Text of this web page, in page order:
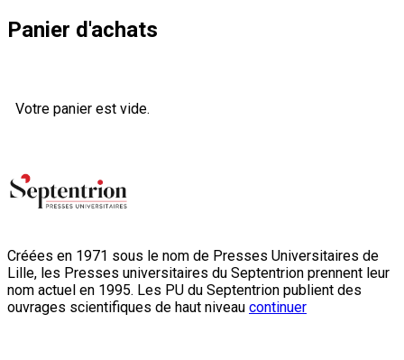
Panier d'achats
Votre panier est vide.
Créées en 1971 sous le nom de Presses Universitaires de
Lille, les Presses universitaires du Septentrion prennent leur
nom actuel en 1995. Les PU du Septentrion publient des
ouvrages scientifiques de haut niveau continuer